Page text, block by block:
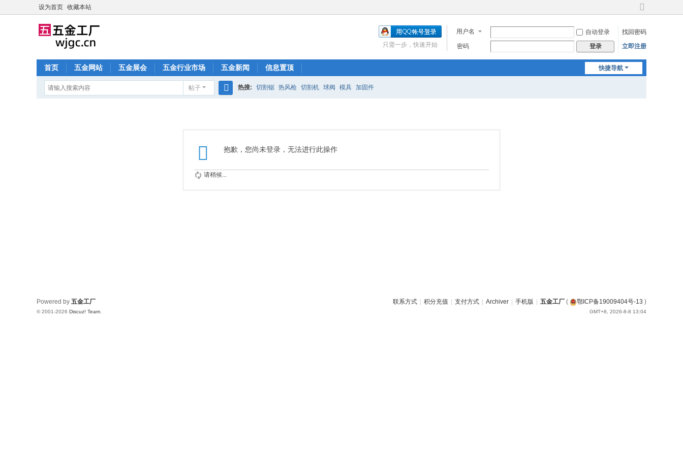
设为首页 收藏本站
切
到
宽
用户名 自动登录
找回密码
密码
登录 立即注册
只需一步，快速开始
快捷导航
首页 五金网站 五金展会 五金行业市场 五金新闻 信息置顶
帖子 热搜: 切割锯 热风枪 切割机 球阀 模具 加固件
抱歉，您尚未登录，无法进行此操作
请稍候...
联系方式 积分充值 支付方式 Archiver 手机版 五金工厂 ( 鄂ICP备19009404号-13 )
GMT+8, 2026-8-8 13:04
Powered by 五金工厂
© 2001-2026 Discuz! Team